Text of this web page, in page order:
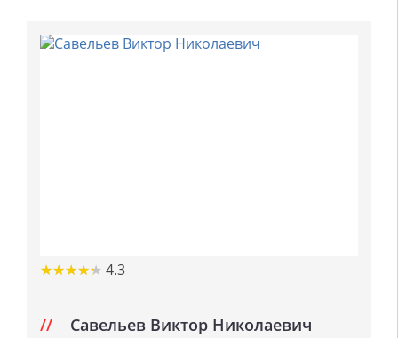
★★★★★
★★★★★ 4.3
Савельев Виктор Николаевич